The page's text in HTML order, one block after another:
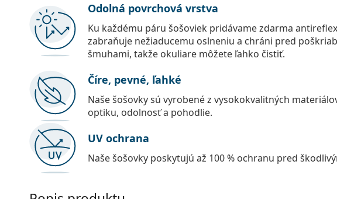
Odolná povrchová vrstva
Ku každému páru šošoviek pridávame zdarma
zabraňuje nežiaducemu oslneniu a chráni pred
šmuhami, takže okuliare môžete ľahko čistiť.
Číre, pevné, ľahké
Naše šošovky sú vyrobené z vysokokvalitných
optiku, odolnosť a pohodlie.
UV ochrana
Naše šošovky poskytujú až 100 % ochranu pred